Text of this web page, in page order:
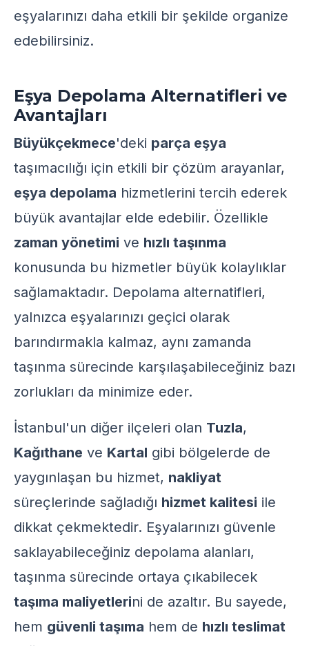
eşyalarınızı daha etkili bir şekilde organize
edebilirsiniz.
Eşya Depolama Alternatifleri ve
Avantajları
Büyükçekmece'deki parça eşya
taşımacılığı için etkili bir çözüm arayanlar,
eşya depolama hizmetlerini tercih ederek
büyük avantajlar elde edebilir. Özellikle
zaman yönetimi ve hızlı taşınma
konusunda bu hizmetler büyük kolaylıklar
sağlamaktadır. Depolama alternatifleri,
yalnızca eşyalarınızı geçici olarak
barındırmakla kalmaz, aynı zamanda
taşınma sürecinde karşılaşabileceğiniz bazı
zorlukları da minimize eder.
İstanbul'un diğer ilçeleri olan Tuzla,
Kağıthane ve Kartal gibi bölgelerde de
yaygınlaşan bu hizmet, nakliyat
süreçlerinde sağladığı hizmet kalitesi ile
dikkat çekmektedir. Eşyalarınızı güvenle
saklayabileceğiniz depolama alanları,
taşınma sürecinde ortaya çıkabilecek
taşıma maliyetlerini de azaltır. Bu sayede,
hem güvenli taşıma hem de hızlı teslimat